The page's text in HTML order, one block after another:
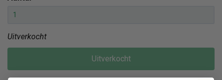
Uitverkocht
Uitverkocht